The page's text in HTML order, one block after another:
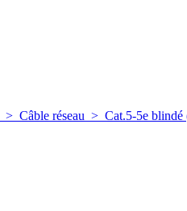
> Câble réseau > Cat.5-5e